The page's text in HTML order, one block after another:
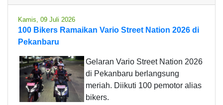
Kamis, 09 Juli 2026
100 Bikers Ramaikan Vario Street Nation 2026 di
Pekanbaru
Gelaran Vario Street Nation 2026
di Pekanbaru berlangsung
meriah. Diikuti 100 pemotor alias
bikers.